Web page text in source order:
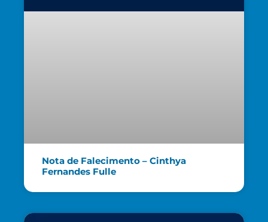
Nota de Falecimento – Cinthya
Fernandes Fulle